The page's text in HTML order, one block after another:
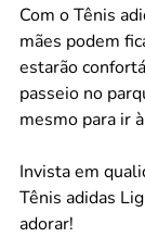
Com o Tênis
mães podem
estarão
passeio no
mesmo para ir
Invista em
Tênis adidas
adorar!